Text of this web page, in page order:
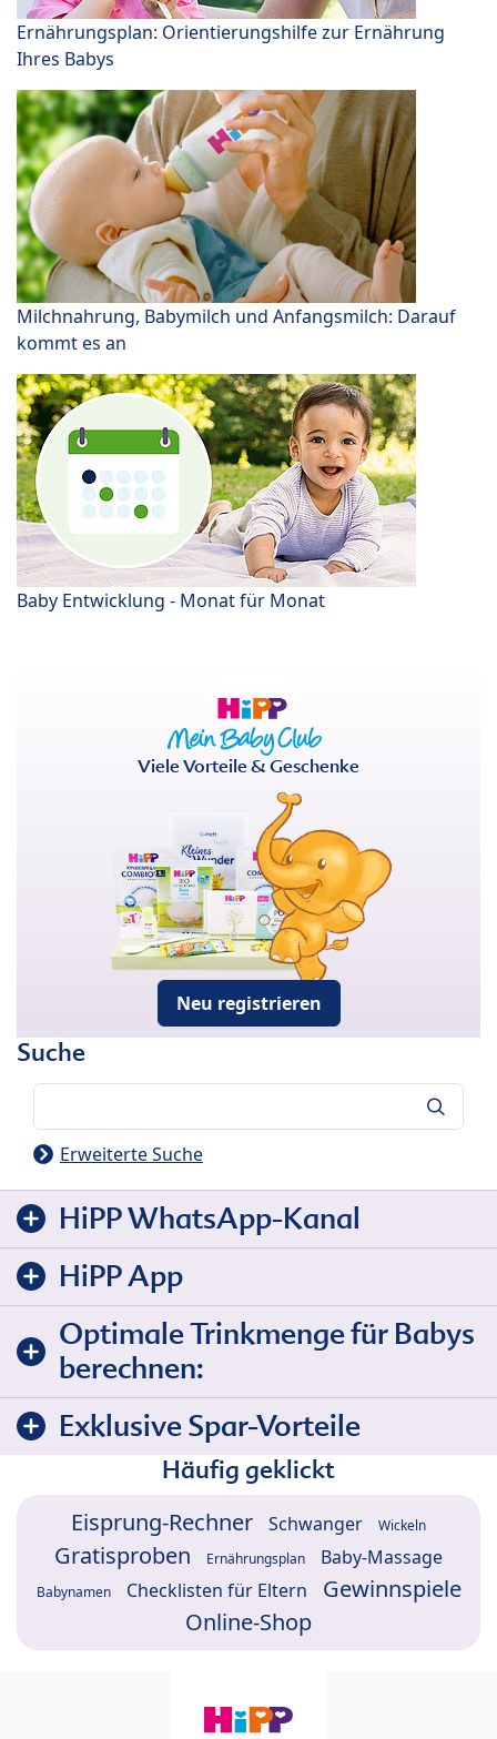
Ernährungsplan: Orientierungshilfe zur Ernährung
Ihres Babys
Milchnahrung, Babymilch und Anfangsmilch: Darauf
kommt es an
Baby Entwicklung - Monat für Monat
Viele Vorteile & Geschenke
Neu registrieren
Suche
Erweiterte Suche
HiPP WhatsApp-Kanal
HiPP App
Optimale Trinkmenge für Babys
berechnen:
Exklusive Spar-Vorteile
Häufig geklickt
Eisprung-Rechner Schwanger Wickeln
Gratisproben Ernährungsplan Baby-Massage
Babynamen Checklisten für Eltern
Gewinnspiele
Online-Shop